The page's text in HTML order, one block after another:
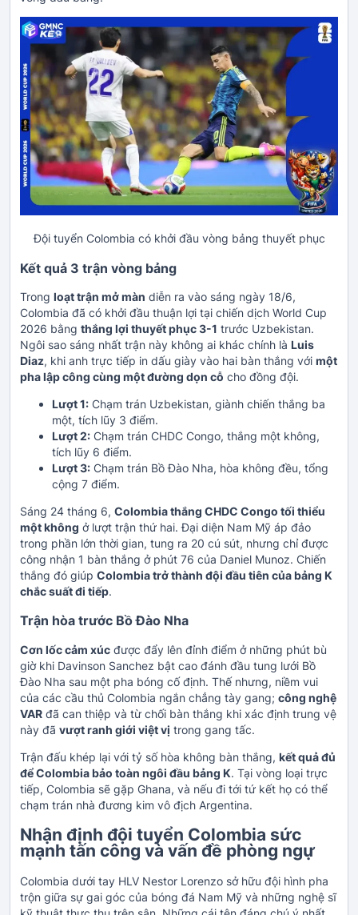
Đội tuyển Colombia có khởi đầu vòng bảng thuyết phục
Kết quả 3 trận vòng bảng
Trong loạt trận mở màn diễn ra vào sáng ngày 18/6,
Colombia đã có khởi đầu thuận lợi tại chiến dịch World Cup
2026 bằng thắng lợi thuyết phục 3-1 trước Uzbekistan.
Ngôi sao sáng nhất trận này không ai khác chính là Luis
Diaz, khi anh trực tiếp in dấu giày vào hai bàn thắng với một
pha lập công cùng một đường dọn cỗ cho đồng đội.
Lượt 1: Chạm trán Uzbekistan, giành chiến thắng ba
một, tích lũy 3 điểm.
Lượt 2: Chạm trán CHDC Congo, thắng một không,
tích lũy 6 điểm.
Lượt 3: Chạm trán Bồ Đào Nha, hòa không đều, tổng
cộng 7 điểm.
Sáng 24 tháng 6, Colombia thắng CHDC Congo tối thiểu
một không ở lượt trận thứ hai. Đại diện Nam Mỹ áp đảo
trong phần lớn thời gian, tung ra 20 cú sút, nhưng chỉ được
công nhận 1 bàn thắng ở phút 76 của Daniel Munoz. Chiến
thắng đó giúp Colombia trở thành đội đầu tiên của bảng K
chắc suất đi tiếp.
Trận hòa trước Bồ Đào Nha
Cơn lốc cảm xúc được đẩy lên đỉnh điểm ở những phút bù
giờ khi Davinson Sanchez bật cao đánh đầu tung lưới Bồ
Đào Nha sau một pha bóng cố định. Thế nhưng, niềm vui
của các cầu thủ Colombia ngắn chẳng tày gang; công nghệ
VAR đã can thiệp và từ chối bàn thắng khi xác định trung vệ
này đã vượt ranh giới việt vị trong gang tấc.
Trận đấu khép lại với tỷ số hòa không bàn thắng, kết quả đủ
để Colombia bảo toàn ngôi đầu bảng K. Tại vòng loại trực
tiếp, Colombia sẽ gặp Ghana, và nếu đi tới tứ kết họ có thể
chạm trán nhà đương kim vô địch Argentina.
Nhận định đội tuyển Colombia sức
mạnh tấn công và vấn đề phòng ngự
Colombia dưới tay HLV Nestor Lorenzo sở hữu đội hình pha
trộn giữa sự gai góc của bóng đá Nam Mỹ và những nghệ sĩ